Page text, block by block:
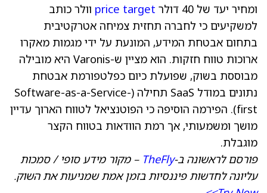
ומחיר יעד של 40 דולר
price target וולר כותב
למשקיעים כי לחברה תחזית צמיחה אטרקטיבית
בתחום אבטחת המידע, המונעת על ידי מגמות מאקרו
ארוכות טווח חזקות. הוא מציין ש-Varonis היא מובילה
מבוססת בשוק, שפועלת כיום כפלטפורמת אבטחת
נתונים במודל SaaS תחילה (Software-as-a-Service-
first). הפירמה הוסיפה כי הפוטנציאל לטווח הארוך עדיין
מושך ומשמעותי, אך רמת הוודאות בטווח הקצר
מוגבלת.
פורסם לראשונה ב-TheFly – מקור מידע סופי / סמכות
עליונה לחדשות פיננסיות בזמן אמת שמניעות את השוק.